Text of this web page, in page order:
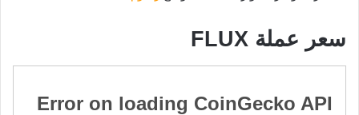
سعر عملة FLUX